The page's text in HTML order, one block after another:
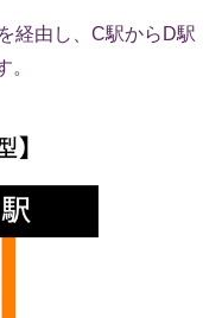
経由し、C駅からD駅
。